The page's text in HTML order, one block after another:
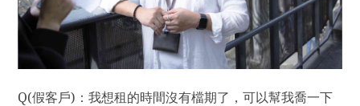
Q(假客戶)：我想租的時間沒有檔期了，可以幫我喬一下